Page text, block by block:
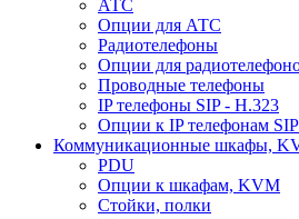
АТС
Опции для АТС
Радиотелефоны
Опции для
Проводные телефоны
IP телефоны SIP - H.323
Опции к IP телефонам
Коммуникационные шкафы,
PDU
Опции к шкафам, KVM
Стойки, полки